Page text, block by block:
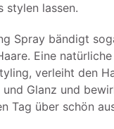
stylen lassen.
Spray bändigt
Eine natürliche
verleiht den
Glanz und
Tag über schön